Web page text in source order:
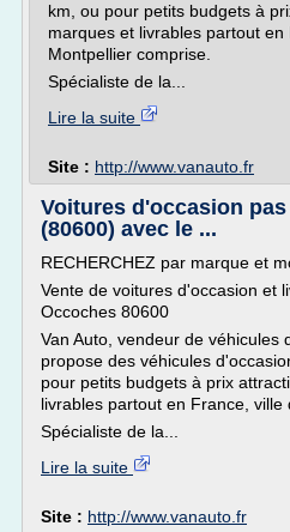
km, ou pour petits budgets à
marques et livrables partout en
Montpellier comprise.
Spécialiste de la...
Lire la suite
Site : http://www.vanauto.fr
Voitures d'occasion
(80600) avec le ...
RECHERCHEZ par marque et
Vente de voitures d'occasion et
Occoches 80600
Van Auto, vendeur de véhicules
propose des véhicules
pour petits budgets à prix
livrables partout en France, ville
Spécialiste de la...
Lire la suite
Site : http://www.vanauto.fr